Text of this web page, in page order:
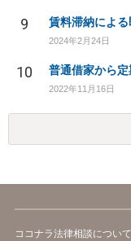
9 賃料滞納による
2024年2月24日
10
2022年11月16日
ココナラ法律相談について